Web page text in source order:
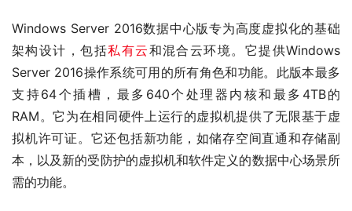
Windows Server 2016数据中心版专为高度虚拟化的基础
架构设计，包括私有云和混合云环境。它提供Windows
Server 2016操作系统可用的所有角色和功能。此版本最多
支持64个插槽，最多640个处理器内核和最多4TB的
RAM。它为在相同硬件上运行的虚拟机提供了无限基于虚
拟机许可证。它还包括新功能，如储存空间直通和存储副
本，以及新的受防护的虚拟机和软件定义的数据中心场景所
需的功能。